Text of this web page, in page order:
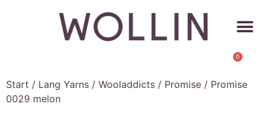
0
Start / Lang Yarns / Wooladdicts / Promise / Promise
0029 melon